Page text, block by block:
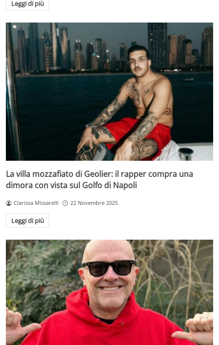
Leggi di più
La villa mozzafiato di Geolier: il rapper compra una
dimora con vista sul Golfo di Napoli
Clarissa Missarelli 22 Novembre 2025
Leggi di più